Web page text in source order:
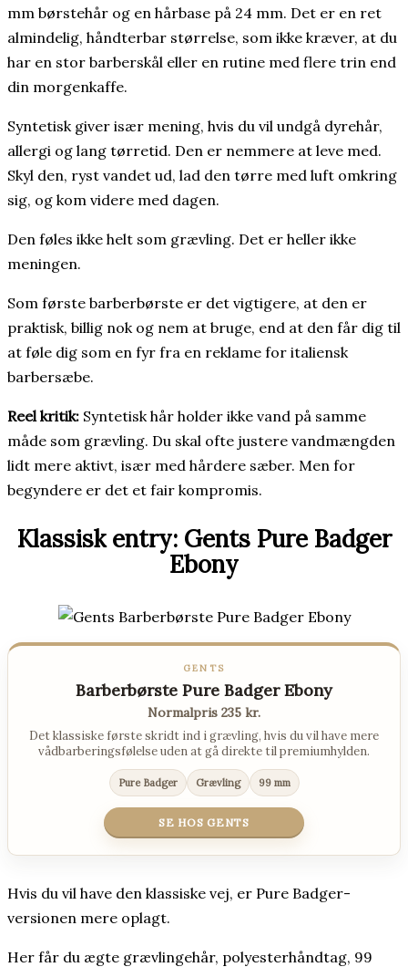
mm børstehår og en hårbase på 24 mm. Det er en ret
almindelig, håndterbar størrelse, som ikke kræver, at du
har en stor barberskål eller en rutine med flere trin end
din morgenkaffe.
Syntetisk giver især mening, hvis du vil undgå dyrehår,
allergi og lang tørretid. Den er nemmere at leve med.
Skyl den, ryst vandet ud, lad den tørre med luft omkring
sig, og kom videre med dagen.
Den føles ikke helt som grævling. Det er heller ikke
meningen.
Som første barberbørste er det vigtigere, at den er
praktisk, billig nok og nem at bruge, end at den får dig til
at føle dig som en fyr fra en reklame for italiensk
barbersæbe.
Reel kritik: Syntetisk hår holder ikke vand på samme
måde som grævling. Du skal ofte justere vandmængden
lidt mere aktivt, især med hårdere sæber. Men for
begyndere er det et fair kompromis.
Klassisk entry: Gents Pure Badger
Ebony
GENTS
Barberbørste Pure Badger Ebony
Normalpris 235 kr.
Det klassiske første skridt ind i grævling, hvis du vil have mere
vådbarberingsfølelse uden at gå direkte til premiumhylden.
Pure Badger Grævling 99 mm
SE HOS GENTS
Hvis du vil have den klassiske vej, er Pure Badger-
versionen mere oplagt.
Her får du ægte grævlingehår, polyesterhåndtag, 99